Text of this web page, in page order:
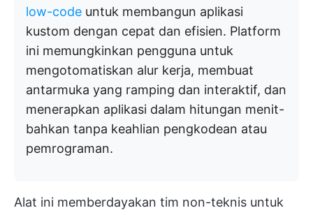
low-code untuk membangun aplikasi
kustom dengan cepat dan efisien. Platform
ini memungkinkan pengguna untuk
mengotomatiskan alur kerja, membuat
antarmuka yang ramping dan interaktif, dan
menerapkan aplikasi dalam hitungan menit-
bahkan tanpa keahlian pengkodean atau
pemrograman.
Alat ini memberdayakan tim non-teknis untuk